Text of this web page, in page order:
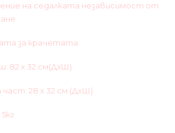
на седалката независимост от
за крачетата
82 х 32 см(ДхШ)
28 х 32 см (ДхШ)